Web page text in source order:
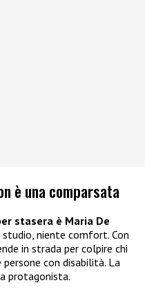
è una comparsata
stasera è Maria De
niente comfort. Con
in strada per colpire chi
con disabilità. La
protagonista.